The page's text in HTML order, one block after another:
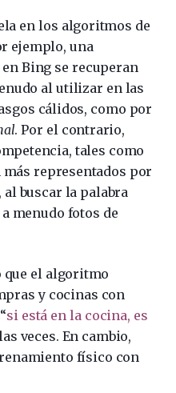
en los algoritmos de
ejemplo, una
Bing se recuperan
al utilizar en las
cálidos, como por
. Por el contrario,
tales como
más representados por
al buscar la palabra
menudo fotos de
que el algoritmo
y cocinas con
si está en la cocina, es
veces. En cambio,
físico con